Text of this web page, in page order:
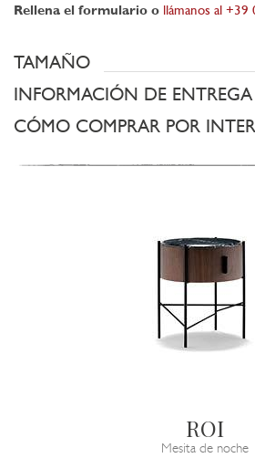
Rellena el formulario o
llámanos al
TAMAÑO
INFORMACIÓN DE ENTREGA
CÓMO COMPRAR POR
ROI
Mesita de noche